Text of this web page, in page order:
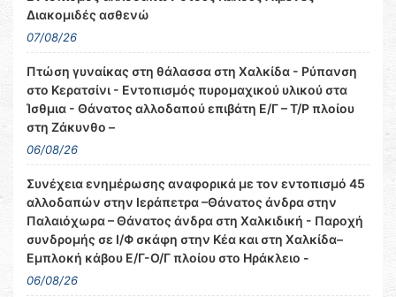
Διακομιδές ασθενώ
07/08/26
Πτώση γυναίκας στη θάλασσα στη Χαλκίδα - Ρύπανση
στο Κερατσίνι - Εντοπισμός πυρομαχικού υλικού στα
Ίσθμια - Θάνατος αλλοδαπού επιβάτη Ε/Γ – Τ/Ρ πλοίου
στη Ζάκυνθο –
06/08/26
Συνέχεια ενημέρωσης αναφορικά με τον εντοπισμό 45
αλλοδαπών στην Ιεράπετρα –Θάνατος άνδρα στην
Παλαιόχωρα – Θάνατος άνδρα στη Χαλκιδική - Παροχή
συνδρομής σε Ι/Φ σκάφη στην Κέα και στη Χαλκίδα–
Εμπλοκή κάβου Ε/Γ-Ο/Γ πλοίου στο Ηράκλειο -
06/08/26